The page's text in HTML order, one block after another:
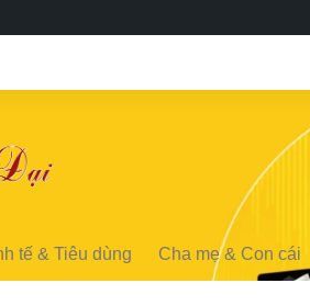
tế & Tiêu dùng Cha mẹ & Con cái